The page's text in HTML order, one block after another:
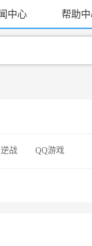
中心 帮助
逆战 QQ游戏